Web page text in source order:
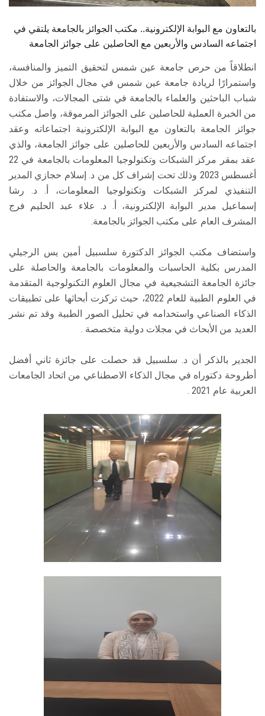
بالتعاون مع البوابة الإلكترونية.. مكتب الجوائز بالجامعة يلتقي في
اجتماعه السادس والأربعين مع الحاصلين على جوائز الجامعة
انطلاقاً من حرص جامعة عين شمس لتحقيق التميز والمنافسة،
واستمرارًا لريادة جامعة عين شمس في مجال الجوائز من خلال
شباب الباحثين والعلماء بالجامعة في شتى المجالات، والاستفادة
من الخبرة العملية للحاصلين على الجوائز المرموقة، واصل مكتب
جوائز الجامعة بالتعاون مع البوابة الإلكترونية اجتماعاته وعقد
اجتماعه السادس والأربعين للحاصلين على جوائز الجامعة، والذي
عقد بمقر مركز الشبكات وتكنولوجيا المعلومات بالجامعة في 22
أغسطس 2023 وذلك تحت إشراف كل من د. إسلام حجازي المدير
التنفيذي لمركز الشبكات وتكنولوجيا المعلومات، أ. د. رشا
إسماعيل مدير البوابة الإلكترونية، أ. د. علاء عبد الحليم فرج
المشرف العام على مكتب الجوائز بالجامعة.
واستضاف مكتب الجوائز الدكتورة سلسبيل أمين يس الرجيلي
المدرس بكلية الحاسبات والمعلومات بالجامعة والحاصلة على
جائزة الجامعة التشجيعية في مجال العلوم التكنولوجية المتقدمة
في العلوم الطبية للعام 2022، حيث تركزت أبحاثها على تطبيقات
الذكاء الصناعي واستخدامه في تحليل الصور الطبية وقد تم نشر
العديد من الأبحاث في مجلات دولية متخصصة .
الجدير بالذكر أن د. سلسبيل قد حصلت على جائزة ثاني أفضل
أطروحة دكتوراه في مجال الذكاء الاصطناعي من اتحاد الجامعات
العربية عام 2021 .